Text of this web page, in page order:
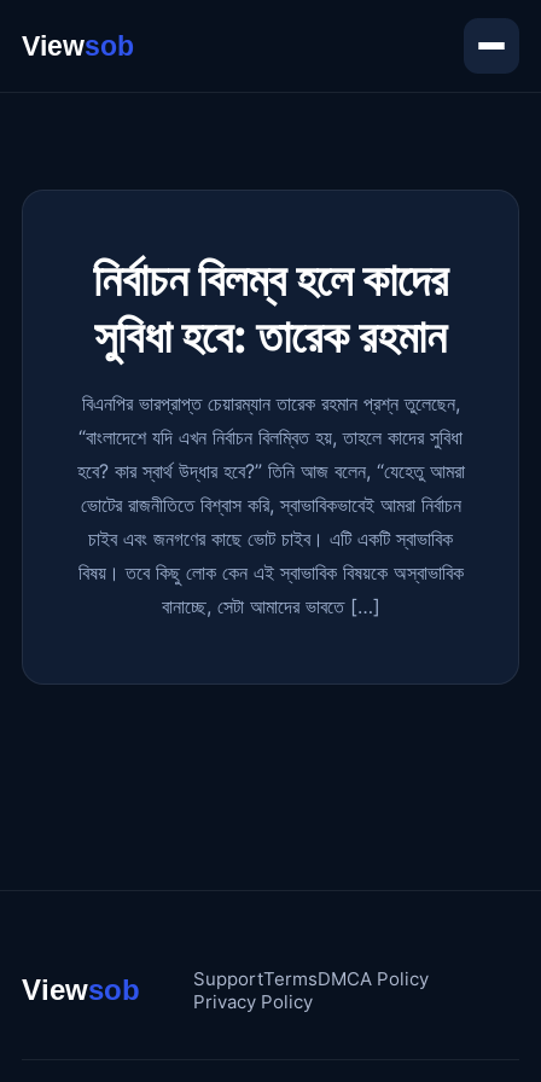
নির্বাচন বিলম্ব হলে কাদের
সুবিধা হবে: তারেক রহমান
বিএনপির ভারপ্রাপ্ত চেয়ারম্যান তারেক রহমান প্রশ্ন তুলেছেন,
“বাংলাদেশে যদি এখন নির্বাচন বিলম্বিত হয়, তাহলে কাদের সুবিধা
হবে? কার স্বার্থ উদ্ধার হবে?” তিনি আজ বলেন, “যেহেতু আমরা
ভোটের রাজনীতিতে বিশ্বাস করি, স্বাভাবিকভাবেই আমরা নির্বাচন
চাইব এবং জনগণের কাছে ভোট চাইব। এটি একটি স্বাভাবিক
বিষয়। তবে কিছু লোক কেন এই স্বাভাবিক বিষয়কে অস্বাভাবিক
বানাচ্ছে, সেটা আমাদের ভাবতে […]
SupportTermsDMCA Policy
Privacy Policy